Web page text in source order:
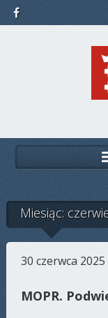
Miesiąc:
30 czerwca 2025
MOPR.